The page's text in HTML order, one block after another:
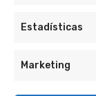
Estadísticas
Marketing